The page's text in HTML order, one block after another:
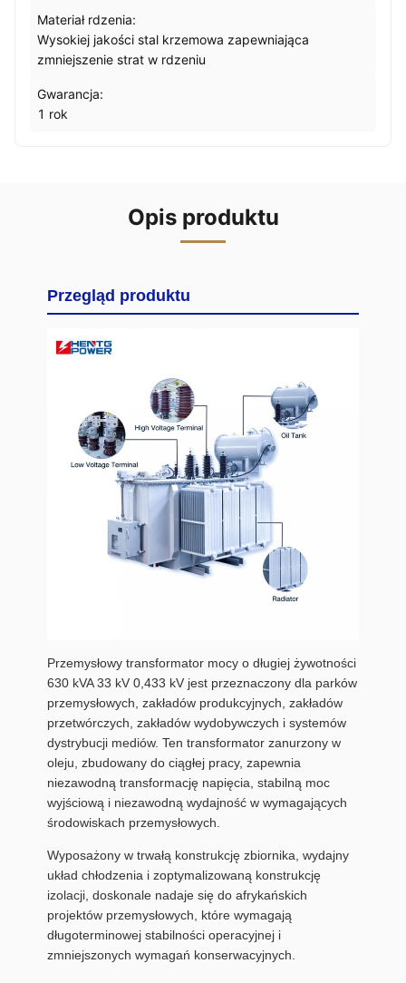
Materiał rdzenia:
Wysokiej jakości stal krzemowa zapewniająca
zmniejszenie strat w rdzeniu
Gwarancja:
1 rok
Opis produktu
Przegląd produktu
Przemysłowy transformator mocy o długiej żywotności
630 kVA 33 kV 0,433 kV jest przeznaczony dla parków
przemysłowych, zakładów produkcyjnych, zakładów
przetwórczych, zakładów wydobywczych i systemów
dystrybucji mediów. Ten transformator zanurzony w
oleju, zbudowany do ciągłej pracy, zapewnia
niezawodną transformację napięcia, stabilną moc
wyjściową i niezawodną wydajność w wymagających
środowiskach przemysłowych.
Wyposażony w trwałą konstrukcję zbiornika, wydajny
układ chłodzenia i zoptymalizowaną konstrukcję
izolacji, doskonale nadaje się do afrykańskich
projektów przemysłowych, które wymagają
długoterminowej stabilności operacyjnej i
zmniejszonych wymagań konserwacyjnych.